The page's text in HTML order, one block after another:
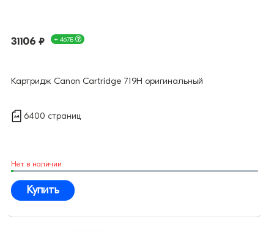
31106 ₽ + 467Б
Картридж Canon Cartridge 719H оригинальный
6400 страниц
Нет в наличии
Купить